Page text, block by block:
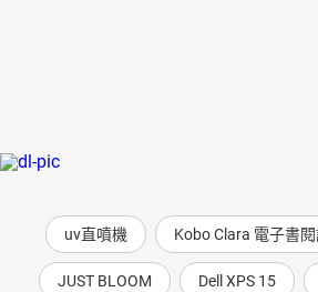
uv直噴機 Kobo Clara 電子書
JUST BLOOM Dell XPS 15